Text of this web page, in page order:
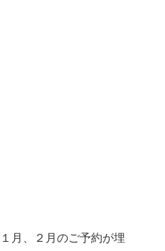
月、２月のご予約が埋